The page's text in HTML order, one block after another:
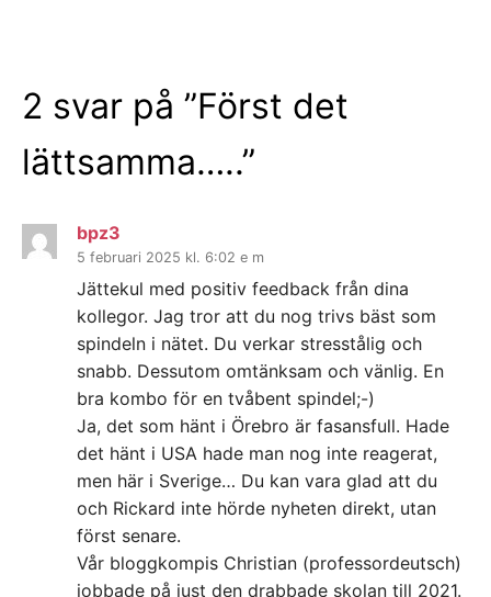
2 svar på ”Först det
lättsamma…..”
bpz3
5 februari 2025 kl. 6:02 e m
Jättekul med positiv feedback från dina
kollegor. Jag tror att du nog trivs bäst som
spindeln i nätet. Du verkar stresstålig och
snabb. Dessutom omtänksam och vänlig. En
bra kombo för en tvåbent spindel;-)
Ja, det som hänt i Örebro är fasansfull. Hade
det hänt i USA hade man nog inte reagerat,
men här i Sverige… Du kan vara glad att du
och Rickard inte hörde nyheten direkt, utan
först senare.
Vår bloggkompis Christian (professordeutsch)
jobbade på just den drabbade skolan till 2021.